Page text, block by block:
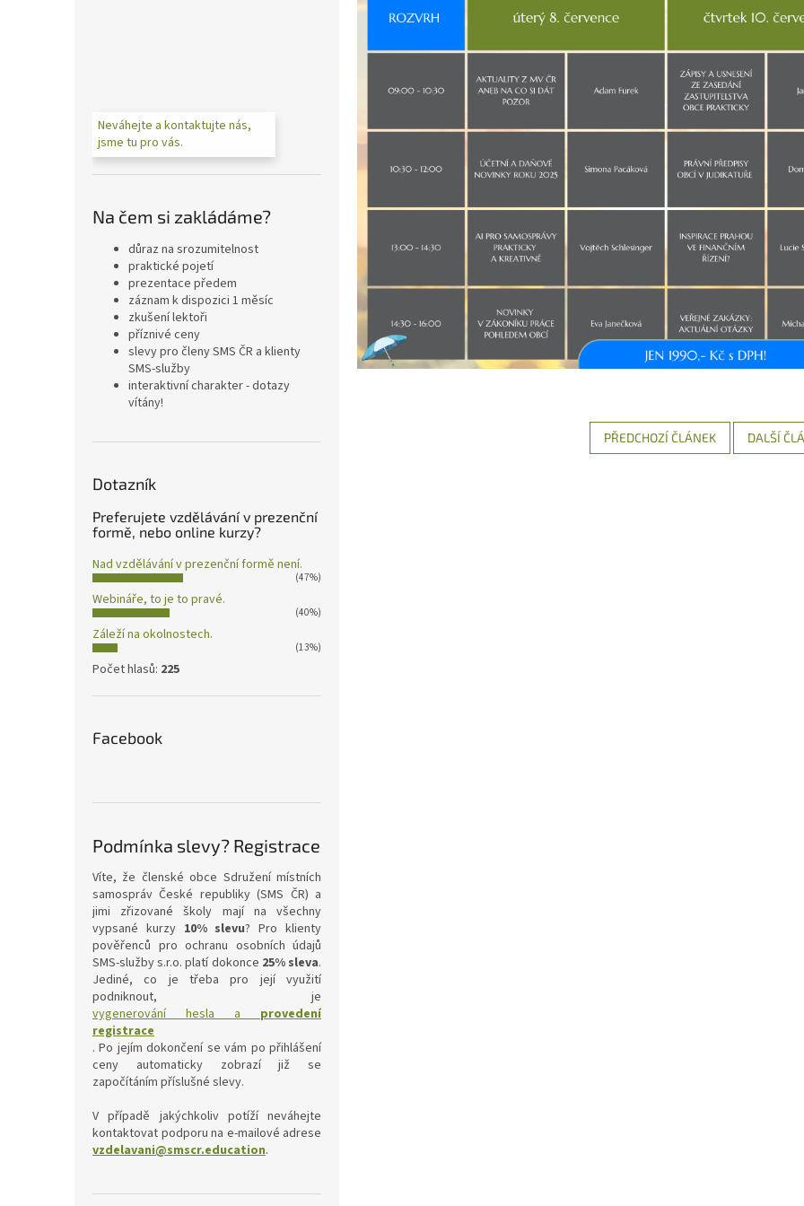
Neváhejte a kontaktujte nás,
jsme tu pro vás.
Na čem si zakládáme?
důraz na srozumitelnost
praktické pojetí
prezentace předem
záznam k dispozici 1 měsíc
zkušení lektoři
příznivé ceny
slevy pro členy SMS ČR a klienty
SMS-služby
interaktivní charakter - dotazy
vítány!
Dotazník
Preferujete vzdělávání v prezenční
formě, nebo online kurzy?
Nad vzdělávání v prezenční formě není.
(47%)
Webináře, to je to pravé.
(40%)
Záleží na okolnostech.
(13%)
Počet hlasů: 225
Facebook
Podmínka slevy? Registrace
Víte, že členské obce Sdružení místních
samospráv České republiky (SMS ČR) a
jimi zřizované školy mají na všechny
vypsané kurzy 10% slevu? Pro klienty
pověřenců pro ochranu osobních údajů
SMS-služby s.r.o. platí dokonce 25% sleva.
Jediné, co je třeba pro její využití
podniknout, je
vygenerování hesla aprovedení
registrace
. Po jejím dokončení se vám po přihlášení
ceny automaticky zobrazí již se
započítáním příslušné slevy.
V případě jakýchkoliv potíží neváhejte
kontaktovat podporu na e-mailové adrese
vzdelavani@smscr.education.
PŘEDCHOZÍ ČLÁNEK DALŠÍ